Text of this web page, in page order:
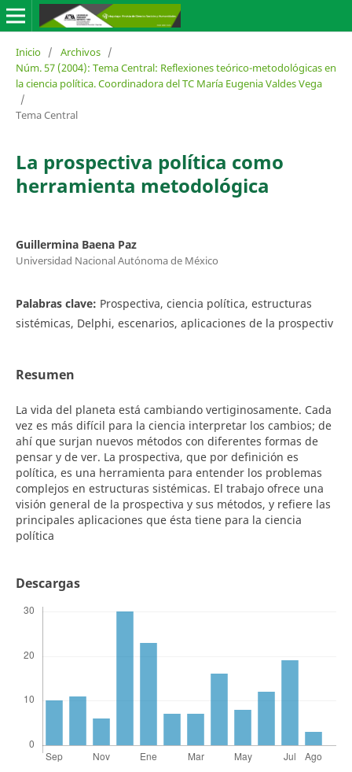
Inicio / Archivos /
Núm. 57 (2004): Tema Central: Reflexiones teórico-metodológicas en
la ciencia política. Coordinadora del TC María Eugenia Valdes Vega
/
Tema Central
La prospectiva política como
herramienta metodológica
Guillermina Baena Paz
Universidad Nacional Autónoma de México
Palabras clave: Prospectiva, ciencia política, estructuras
sistémicas, Delphi, escenarios, aplicaciones de la prospectiv
Resumen
La vida del planeta está cambiando vertiginosamente. Cada
vez es más difícil para la ciencia interpretar los cambios; de
ahí que surjan nuevos métodos con diferentes formas de
pensar y de ver. La prospectiva, que por definición es
política, es una herramienta para entender los problemas
complejos en estructuras sistémicas. El trabajo ofrece una
visión general de la prospectiva y sus métodos, y refiere las
principales aplicaciones que ésta tiene para la ciencia
política
Descargas